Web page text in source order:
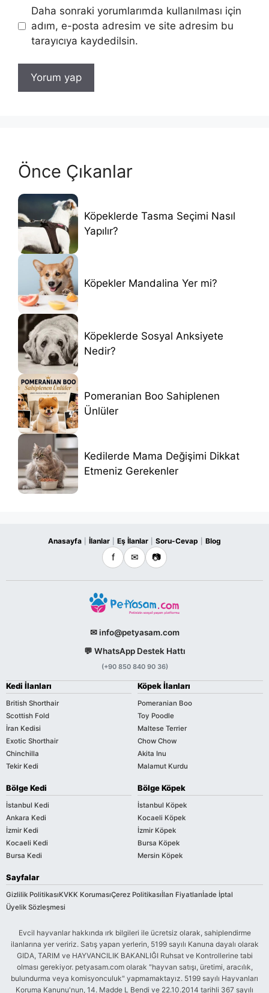
Daha sonraki yorumlarımda kullanılması için
adım, e-posta adresim ve site adresim bu
tarayıcıya kaydedilsin.
Önce Çıkanlar
Köpeklerde Tasma Seçimi Nasıl
Yapılır?
Köpekler Mandalina Yer mi?
Köpeklerde Sosyal Anksiyete
Nedir?
Pomeranian Boo Sahiplenen
Ünlüler
Kedilerde Mama Değişimi Dikkat
Etmeniz Gerekenler
Anasayfa İlanlar Eş İlanlar Soru-Cevap Blog
f ✉ 📷
✉ info@petyasam.com
💬 WhatsApp Destek Hattı
(+90 850 840 90 36)
Kedi İlanları
British Shorthair
Scottish Fold
İran Kedisi
Exotic Shorthair
Chinchilla
Tekir Kedi
Köpek İlanları
Pomeranian Boo
Toy Poodle
Maltese Terrier
Chow Chow
Akita Inu
Malamut Kurdu
Bölge Kedi
İstanbul Kedi
Ankara Kedi
İzmir Kedi
Kocaeli Kedi
Bursa Kedi
Bölge Köpek
İstanbul Köpek
Kocaeli Köpek
İzmir Köpek
Bursa Köpek
Mersin Köpek
Sayfalar
Gizlilik PolitikasıKVKK KorumasıÇerez Politikasıİlan Fiyatlarıİade İptal
Üyelik Sözleşmesi
Evcil hayvanlar hakkında ırk bilgileri ile ücretsiz olarak, sahiplendirme
ilanlarına yer veririz. Satış yapan yerlerin, 5199 sayılı Kanuna dayalı olarak
GIDA, TARIM ve HAYVANCILIK BAKANLIĞI Ruhsat ve Kontrollerine tabi
olması gerekiyor. petyasam.com olarak "hayvan satışı, üretimi, aracılık,
bulundurma veya komisyonculuk" yapmamaktayız. 5199 sayılı Hayvanları
Koruma Kanunu'nun, 14. Madde L Bendi ve 22.10.2014 tarihli 367 sayılı